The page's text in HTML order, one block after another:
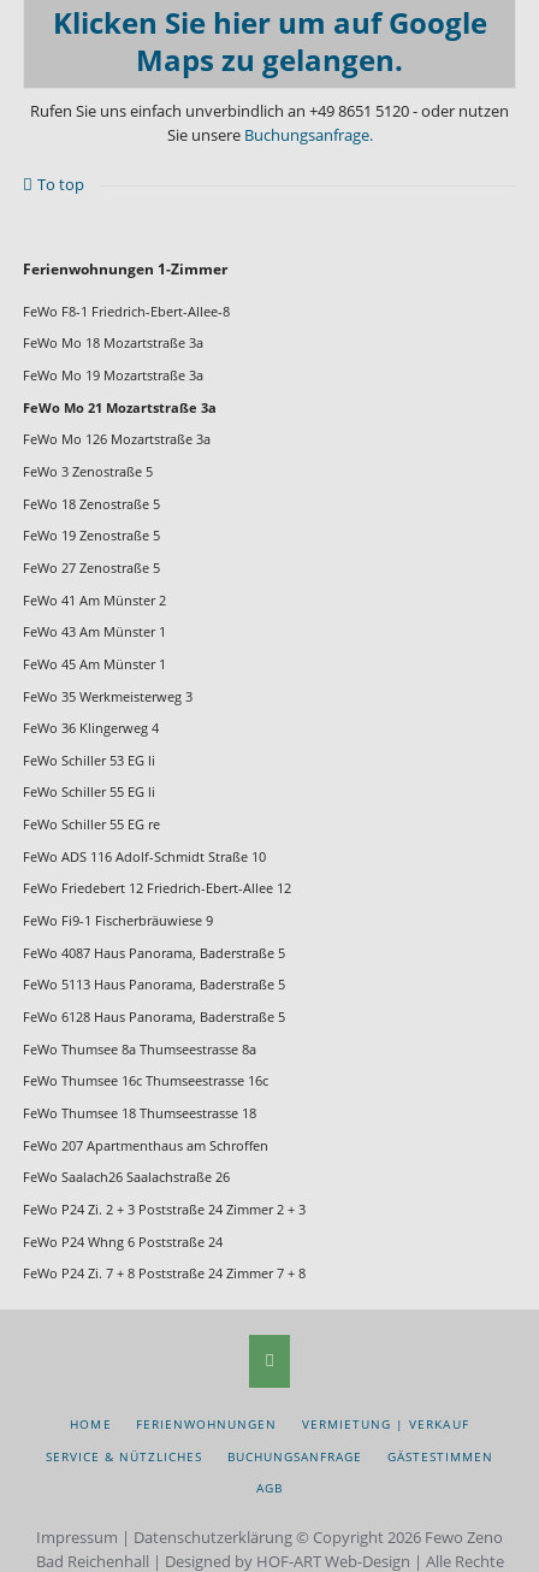
Klicken Sie hier um auf Google
Maps zu gelangen.
Rufen Sie uns einfach unverbindlich an +49 8651 5120- oder nutzen
Sie unsere Buchungsanfrage.
To top
Navigation
Ferienwohnungen 1-Zimmer
FeWo F8-1 Friedrich-Ebert-Allee-8
FeWo Mo 18 Mozartstraße 3a
FeWo Mo 19 Mozartstraße 3a
FeWo Mo 21 Mozartstraße 3a
FeWo Mo 126 Mozartstraße 3a
FeWo 3 Zenostraße 5
FeWo 18 Zenostraße 5
FeWo 19 Zenostraße 5
FeWo 27 Zenostraße 5
FeWo 41 Am Münster 2
FeWo 43 Am Münster 1
FeWo 45 Am Münster 1
FeWo 35 Werkmeisterweg 3
FeWo 36 Klingerweg 4
FeWo Schiller 53 EG li
FeWo Schiller 55 EG li
FeWo Schiller 55 EG re
FeWo ADS 116 Adolf-Schmidt Straße 10
FeWo Friedebert 12 Friedrich-Ebert-Allee 12
FeWo Fi9-1 Fischerbräuwiese 9
FeWo 4087 Haus Panorama, Baderstraße 5
FeWo 5113 Haus Panorama, Baderstraße 5
FeWo 6128 Haus Panorama, Baderstraße 5
FeWo Thumsee 8a Thumseestrasse 8a
FeWo Thumsee 16c Thumseestrasse 16c
FeWo Thumsee 18 Thumseestrasse 18
FeWo 207 Apartmenthaus am Schroffen
FeWo Saalach26 Saalachstraße 26
FeWo P24 Zi. 2 + 3 Poststraße 24 Zimmer 2 + 3
FeWo P24 Whng 6 Poststraße 24
FeWo P24 Zi. 7 + 8 Poststraße 24 Zimmer 7 + 8
NAVIGATION
HOME FERIENWOHNUNGEN
VERMIETUNG | VERKAUF
SERVICE & NÜTZLICHES
BUCHUNGSANFRAGE
GÄSTESTIMMEN
AGB
Impressum | Datenschutzerklärung© Copyright 2026 Fewo Zeno
Bad Reichenhall | Designed by HOF-ART Web-Design | Alle Rechte